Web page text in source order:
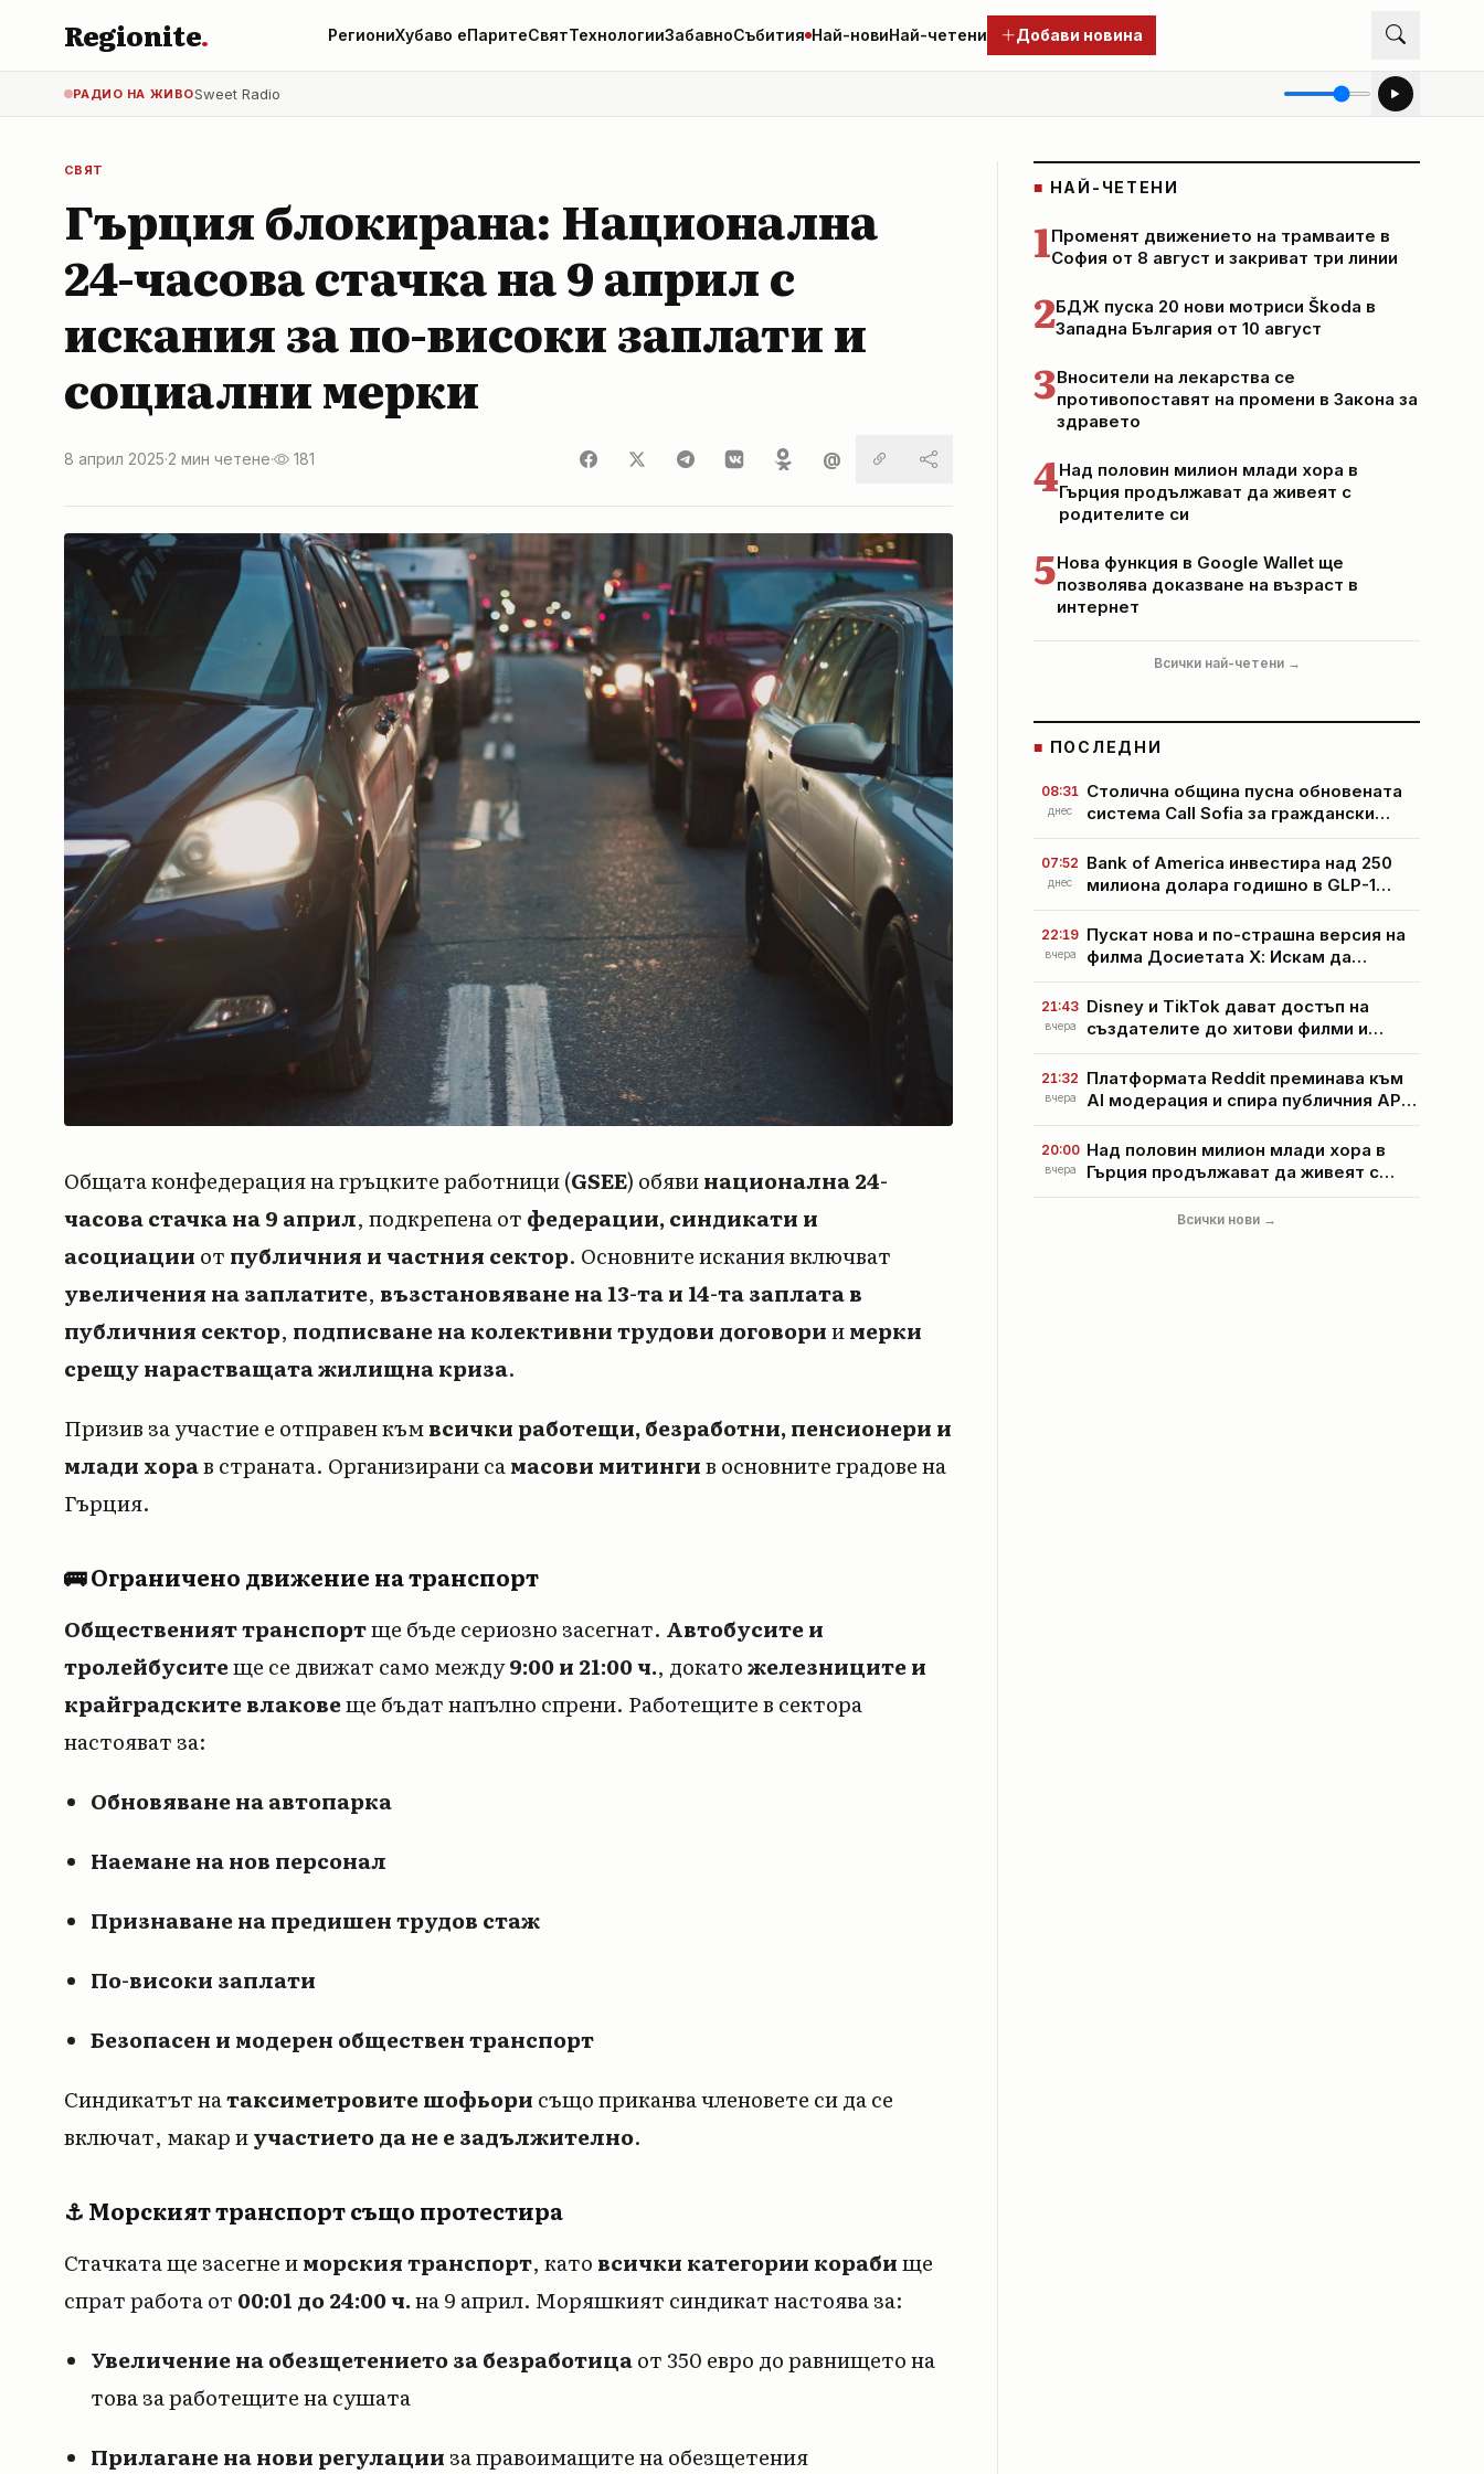
Regionite. РегиониХубаво еПаритеСвятТехнологииЗабавноСъбития Най-новиНай-четени Добави новина
РАДИО НА ЖИВОSweet Radio
СВЯТ
Гърция блокирана: Национална
24-часова стачка на 9 април с
искания за по-високи заплати и
социални мерки
8 април 2025·2 мин четене· 181 @
Общата конфедерация на гръцките работници (GSEE) обявинационална 24-
часова стачка на 9 април, подкрепена от федерации, синдикати и
асоциации от публичния и частния сектор. Основните искания включват
увеличения на заплатите, възстановяване на 13-та и 14-та заплата в
публичния сектор, подписване на колективни трудови договориимерки
срещу нарастващата жилищна криза.
Призив за участие е отправен къмвсички работещи, безработни, пенсионери и
млади хорав страната. Организирани самасови митингив основните градове на
Гърция.
🚌 Ограничено движение на транспорт
Общественият транспортще бъде сериозно засегнат. Автобусите и
тролейбуситеще се движат само между9:00 и 21:00 ч., докатожелезниците и
крайградските влаковеще бъдат напълно спрени. Работещите в сектора
настояват за:
Обновяване на автопарка
Наемане на нов персонал
Признаване на предишен трудов стаж
По-високи заплати
Безопасен и модерен обществен транспорт
Синдикатът натаксиметровите шофьори също приканва членовете си да се
включат, макар иучастието да не е задължително.
⚓ Морският транспорт също протестира
Стачката ще засегне иморския транспорт, като всички категории корабище
спрат работа от 00:01 до 24:00 ч.на 9 април. Моряшкият синдикат настоява за:
Увеличение на обезщетението за безработицаот 350 евро до равнището на
това за работещите на сушата
Прилагане на нови регулации за правоимащите на обезщетения
■ НАЙ-ЧЕТЕНИ
1Променят движението на трамваите в
София от 8 август и закриват три линии
2БДЖ пуска 20 нови мотриси Škoda в
Западна България от 10 август
3Вносители на лекарства се
противопоставят на промени в Закона за
здравето
4Над половин милион млади хора в
Гърция продължават да живеят с
родителите си
5Нова функция в Google Wallet ще
позволява доказване на възраст в
интернет
Всички най-четени →
■ ПОСЛЕДНИ
08:31
днес
Столична община пусна обновената
система Call Sofia за граждански
сигнали
07:52
днес
Bank of America инвестира над 250
милиона долара годишно в GLP-1
лекарства за служителите си
22:19
вчера
Пускат нова и по-страшна версия на
филма Досиетата Х: Искам да
повярвам
21:43
вчера
Disney и TikTok дават достъп на
създателите до хитови филми и
сериали
21:32
вчера
Платформата Reddit преминава към
AI модерация и спира публичния API
достъп
20:00
вчера
Над половин милион млади хора в
Гърция продължават да живеят с
родителите си
Всички нови →